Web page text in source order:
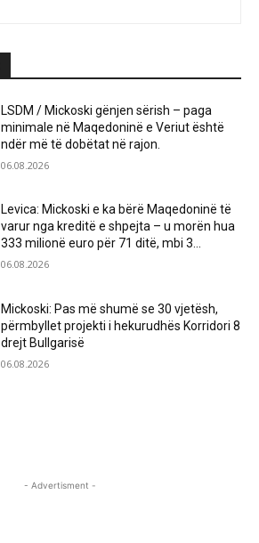
LSDM / Mickoski gënjen sërish – paga
minimale në Maqedoninë e Veriut është
ndër më të dobëtat në rajon.
06.08.2026
Levica: Mickoski e ka bërë Maqedoninë të
varur nga kreditë e shpejta – u morën hua
333 milionë euro për 71 ditë, mbi 3...
06.08.2026
Mickoski: Pas më shumë se 30 vjetësh,
përmbyllet projekti i hekurudhës Korridori 8
drejt Bullgarisë
06.08.2026
- Advertisment -